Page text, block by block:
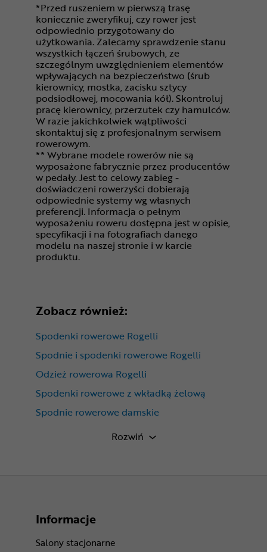
*Przed ruszeniem w pierwszą trasę
koniecznie zweryfikuj, czy rower jest
odpowiednio przygotowany do
użytkowania. Zalecamy sprawdzenie stanu
wszystkich łączeń śrubowych, ze
szczególnym uwzględnieniem elementów
wpływających na bezpieczeństwo (śrub
kierownicy, mostka, zacisku sztycy
podsiodłowej, mocowania kół). Skontroluj
pracę kierownicy, przerzutek czy hamulców.
W razie jakichkolwiek wątpliwości
skontaktuj się z profesjonalnym serwisem
rowerowym.
** Wybrane modele rowerów nie są
wyposażone fabrycznie przez producentów
w pedały. Jest to celowy zabieg -
doświadczeni rowerzyści dobierają
odpowiednie systemy wg własnych
preferencji. Informacja o pełnym
wyposażeniu roweru dostępna jest w opisie,
specyfikacji i na fotografiach danego
modelu na naszej stronie i w karcie
produktu.
Zobacz również:
Spodenki rowerowe Rogelli
Spodnie i spodenki rowerowe Rogelli
Odzież rowerowa Rogelli
Spodenki rowerowe z wkładką żelową
Spodnie rowerowe damskie
Odzież rowerowa szosowa
Rozwiń
Informacje
Salony stacjonarne